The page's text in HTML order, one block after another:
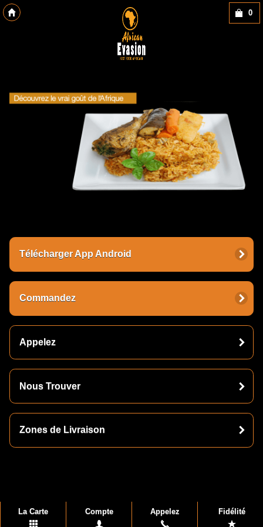
0
Télécharger App Android
Commandez
Appelez
Nous Trouver
Zones de Livraison
La Carte Compte Appelez Fidélité
Copyright des-click